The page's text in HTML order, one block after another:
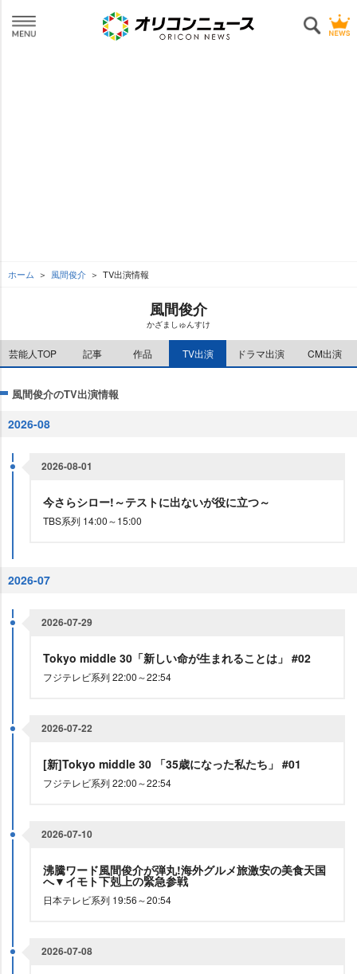
ホーム 風間俊介 TV出演情報
風間俊介
かざましゅんすけ
芸能人TOP 記事 作品 TV出演 ドラマ出演 CM出演
風間俊介のTV出演情報
2026-08
2026-08-01
今さらシロー!～テストに出ないが役に立つ～
TBS系列 14:00～15:00
2026-07
2026-07-29
Tokyo middle 30「新しい命が生まれることは」 #02
フジテレビ系列 22:00～22:54
2026-07-22
[新]Tokyo middle 30 「35歳になった私たち」 #01
フジテレビ系列 22:00～22:54
2026-07-10
沸騰ワード風間俊介が弾丸!海外グルメ旅激安の美食天国
へ▼イモト下剋上の緊急参戦
日本テレビ系列 19:56～20:54
2026-07-08